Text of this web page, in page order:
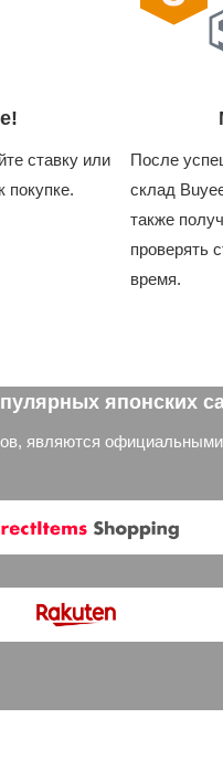
ставку или
покупке.
После
склад
также
проверять
время.
японских
являются